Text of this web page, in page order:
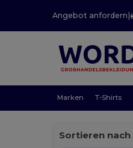
Angebot anfordern |
Marken T-Shirts
Sortieren nach